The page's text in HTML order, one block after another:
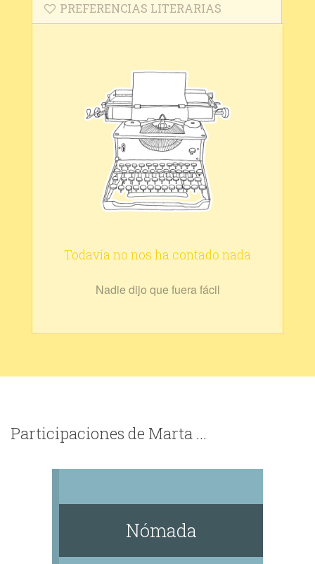
PREFERENCIAS LITERARIAS
Todavía no nos ha contado nada
Nadie dijo que fuera fácil
Participaciones de Marta ...
Nómada